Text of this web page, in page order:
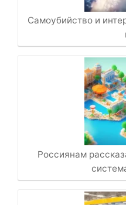
Самоубийство и
Россиянам